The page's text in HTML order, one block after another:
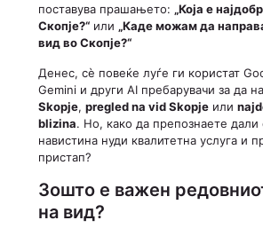
поставува прашањето: „Која е
Скопје?“ или „Каде можам да
вид во Скопје?“
Денес, сè повеќе луѓе ги користат
Gemini и други AI пребарувачи за да
Skopje, pregled na vid Skopje или
blizina. Но, како да препознаете дали
навистина нуди квалитетна услуга и
пристап?
Зошто е важен
на вид?